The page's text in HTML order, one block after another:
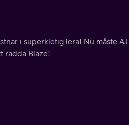
i superkletig lera! Nu måste
rädda Blaze!